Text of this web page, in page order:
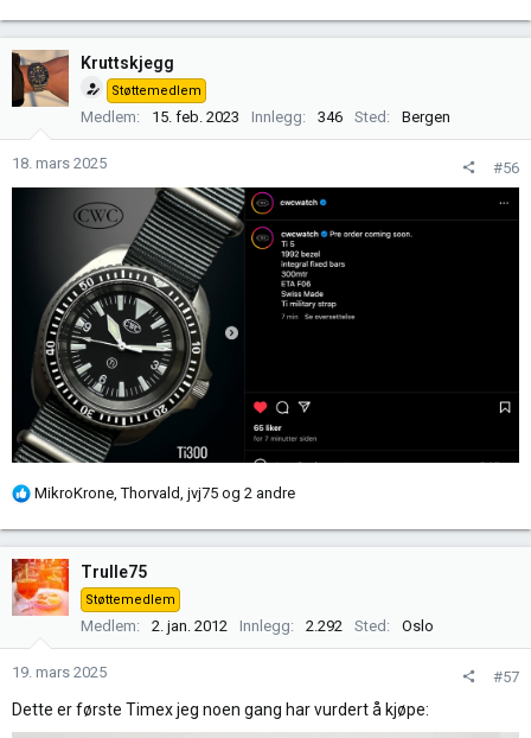
k
s
j
e
Kruttskjegg
Støttemedlem
Medlem 15. feb. 2023 Innlegg 346 Sted Bergen
18. mars 2025 #56
R
k
s
j
e
r
:
MikroKrone ,Thorvald jvj75 og 2 andre
Trulle75
Støttemedlem
Medlem 2. jan. 2012 Innlegg 2.292 Sted Oslo
19. mars 2025 #57
Dette er første Timex jeg noen gang har vurdert å kjøpe: